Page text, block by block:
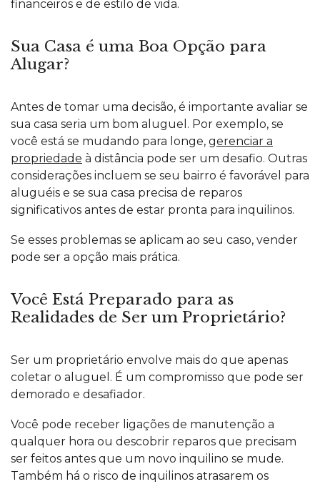
financeiros e de estilo de vida.
Sua Casa é uma Boa Opção para
Alugar?
Antes de tomar uma decisão, é importante avaliar se
sua casa seria um bom aluguel. Por exemplo, se
você está se mudando para longe, gerenciar a
propriedade à distância pode ser um desafio. Outras
considerações incluem se seu bairro é favorável para
aluguéis e se sua casa precisa de reparos
significativos antes de estar pronta para inquilinos.
Se esses problemas se aplicam ao seu caso, vender
pode ser a opção mais prática.
Você Está Preparado para as
Realidades de Ser um Proprietário?
Ser um proprietário envolve mais do que apenas
coletar o aluguel. É um compromisso que pode ser
demorado e desafiador.
Você pode receber ligações de manutenção a
qualquer hora ou descobrir reparos que precisam
ser feitos antes que um novo inquilino se mude.
Também há o risco de inquilinos atrasarem os